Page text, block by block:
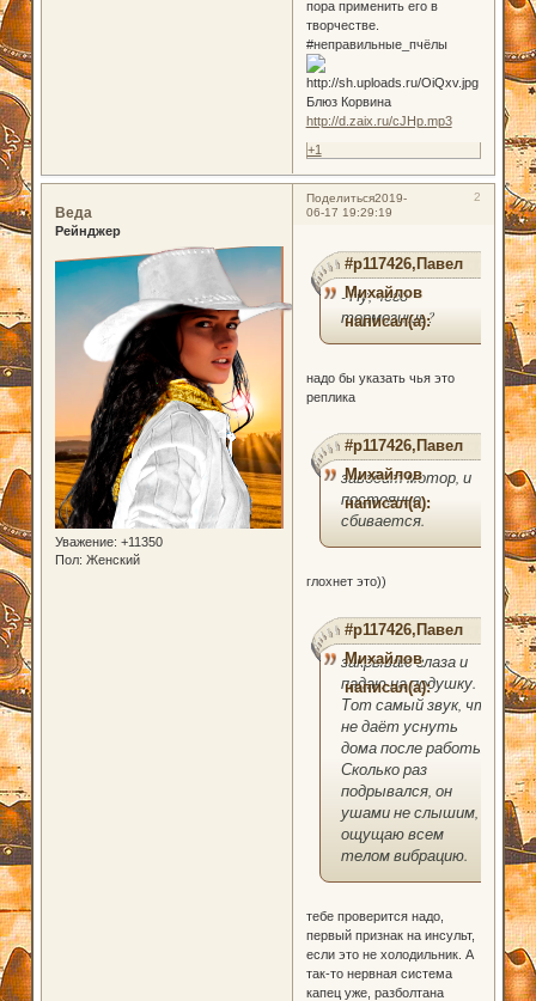
пора применить его в
творчестве.
#неправильные_пчёлы
Блюз Корвина
http://d.zaix.ru/cJHp.mp3
+1
Поделиться 2
2019-
06-17 19:29:19
Веда
Рейнджер
Уважение: +11350
Пол: Женский
#p117426,Павел
Михайлов
написал(а):
- Ну, чего
тормозишь?
надо бы указать чья это
реплика
#p117426,Павел
Михайлов
написал(а):
заводит мотор, и
постоянно
сбивается.
глохнет это))
#p117426,Павел
Михайлов
написал(а):
закрываю глаза и
падаю на подушку.
Тот самый звук, что
не даёт уснуть
дома после работы.
Сколько раз
подрывался, он
ушами не слышим,
ощущаю всем
телом вибрацию.
тебе проверится надо,
первый признак на инсульт,
если это не холодильник. А
так-то нервная система
капец уже, разболтана